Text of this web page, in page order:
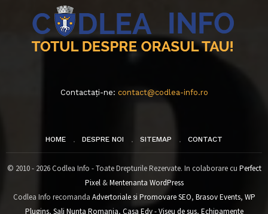
Contactați-ne: contact@codlea-info.ro
HOME DESPRE NOI SITEMAP CONTACT
© 2010 - 2026 Codlea Info - Toate Drepturile Rezervate. In colaborare cu Perfect
Pixel&Mentenanta WordPress
Codlea Info recomanda Advertoriale si Promovare SEO, Brasov Events, WP
Plugins, Sali Nunta Romania, Casa Edy - Viseu de sus, Echipamente